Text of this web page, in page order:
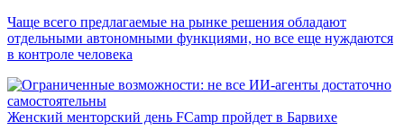
Чаще всего предлагаемые на рынке решения обладают
отдельными автономными функциями, но все еще нуждаются
в контроле человека
Женский менторский день FCamp пройдет в Барвихе